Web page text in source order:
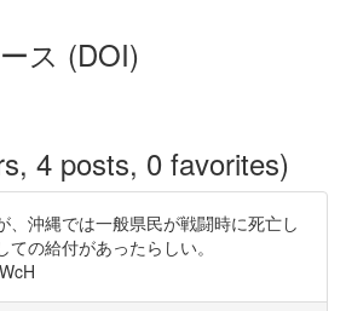
ス (DOI)
4 posts, 0 favorites)
、沖縄では一般県民が戦闘時に死亡し
の給付があったらしい。